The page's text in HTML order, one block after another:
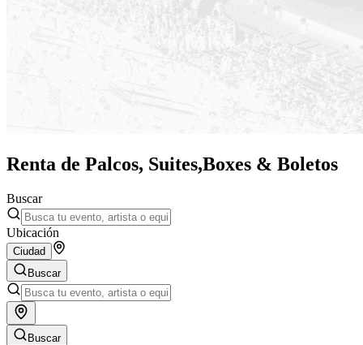
Renta de Palcos, Suites,Boxes & Boletos
Buscar
Ubicación
Ciudad
Buscar
Buscar